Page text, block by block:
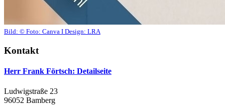
Bild: © Foto: Canva I Design: LRA
Kontakt
Herr Frank Förtsch: Detailseite
Ludwigstraße 23
96052 Bamberg